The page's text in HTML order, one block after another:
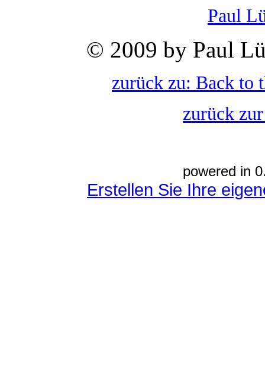
Paul
© 2009 by Paul
zurück zu: Back to
zurück
powered in
Erstellen Sie Ihre